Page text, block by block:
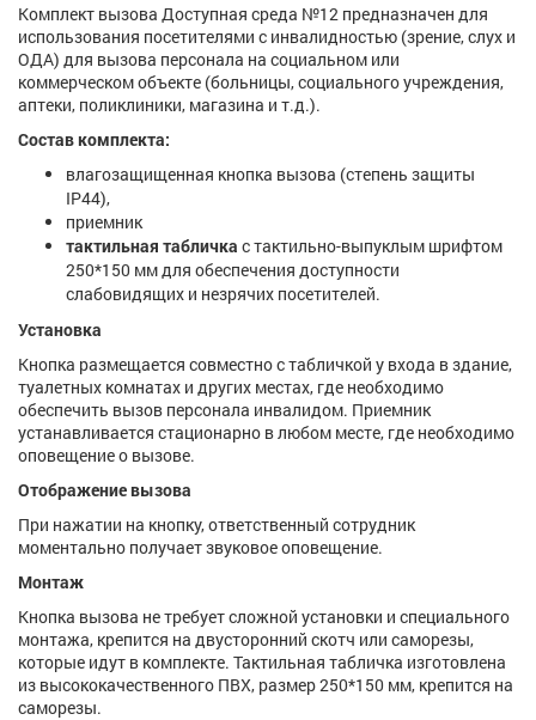
Комплект вызова Доступная среда №12 предназначен для
использования посетителями с инвалидностью (зрение, слух и
ОДА) для вызова персонала на социальном или
коммерческом объекте (больницы, социального учреждения,
аптеки, поликлиники, магазина и т.д.).
Состав комплекта:
влагозащищенная кнопка вызова (степень защиты
IP44),
приемник
тактильная табличка с тактильно-выпуклым шрифтом
250*150 мм для обеспечения доступности
слабовидящих и незрячих посетителей.
Установка
Кнопка размещается совместно с табличкой у входа в здание,
туалетных комнатах и других местах, где необходимо
обеспечить вызов персонала инвалидом. Приемник
устанавливается стационарно в любом месте, где необходимо
оповещение о вызове.
Отображение вызова
При нажатии на кнопку, ответственный сотрудник
моментально получает звуковое оповещение.
Монтаж
Кнопка вызова не требует сложной установки и специального
монтажа, крепится на двусторонний скотч или саморезы,
которые идут в комплекте. Тактильная табличка изготовлена
из высококачественного ПВХ, размер 250*150 мм, крепится на
саморезы.